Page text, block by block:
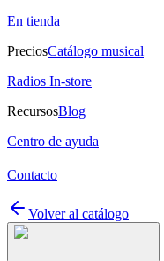
En tienda
PreciosCatálogo musical
Radios In-store
RecursosBlog
Centro de ayuda
Contacto
Volver al catálogo